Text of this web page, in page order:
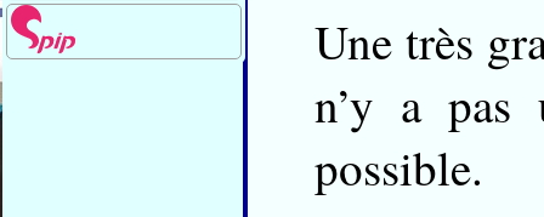
Une très
n’y a pas
possible.